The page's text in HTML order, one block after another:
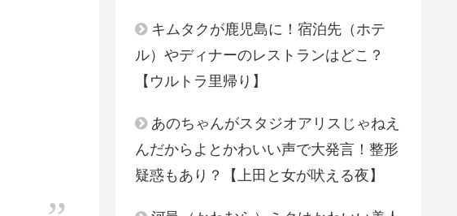
キムタクが鹿児島に！宿泊先（ホテ
ル）やディナーのレストランはどこ？
【ウルトラ里帰り】
あのちゃんがスタジオアリスじゃねえ
んだからよとかわいい声で大発言！整形
疑惑もあり？【上田と女が吠える夜】